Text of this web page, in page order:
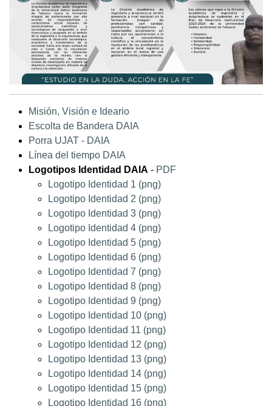
Misión, Visión e Ideario
Escolta de Bandera DAIA
Porra UJAT - DAIA
Línea del tiempo DAIA
Logotipos Identidad DAIA - PDF
Logotipo Identidad 1 (png)
Logotipo Identidad 2 (png)
Logotipo Identidad 3 (png)
Logotipo Identidad 4 (png)
Logotipo Identidad 5 (png)
Logotipo Identidad 6 (png)
Logotipo Identidad 7 (png)
Logotipo Identidad 8 (png)
Logotipo Identidad 9 (png)
Logotipo Identidad 10 (png)
Logotipo Identidad 11 (png)
Logotipo Identidad 12 (png)
Logotipo Identidad 13 (png)
Logotipo Identidad 14 (png)
Logotipo Identidad 15 (png)
Logotipo Identidad 16 (png)